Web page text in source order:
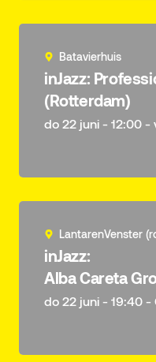
Batavierhuis
inJazz:
(Rotterdam)
do 22 juni - 12:00 -
LantarenVenster
inJazz:
Alba Careta
do 22 juni - 19:40 -